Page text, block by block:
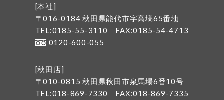
[本社]
〒016-0184 秋田県能代市字高塙65番地
TEL:0185-55-3110
FAX:0185-54-4713
0120-600-055
[秋田店]
〒010-0815 秋田県秋田市泉馬場6番10号
TEL:018-869-7330
FAX:018-869-7335